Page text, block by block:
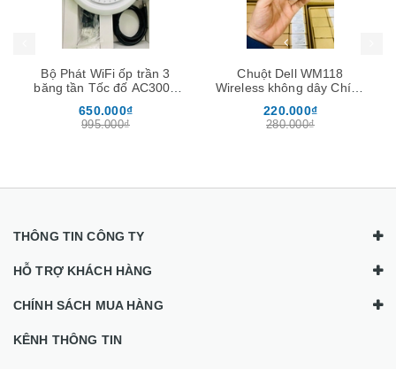
Bộ Phát WiFi ốp trần 3
băng tần Tốc đố AC3000
Homa
650.000₫
995.000₫
Chuột Dell WM118
Wireless không dây Chính
220.000₫
280.000₫
THÔNG TIN CÔNG TY
HỖ TRỢ KHÁCH HÀNG
CHÍNH SÁCH MUA HÀNG
KÊNH THÔNG TIN